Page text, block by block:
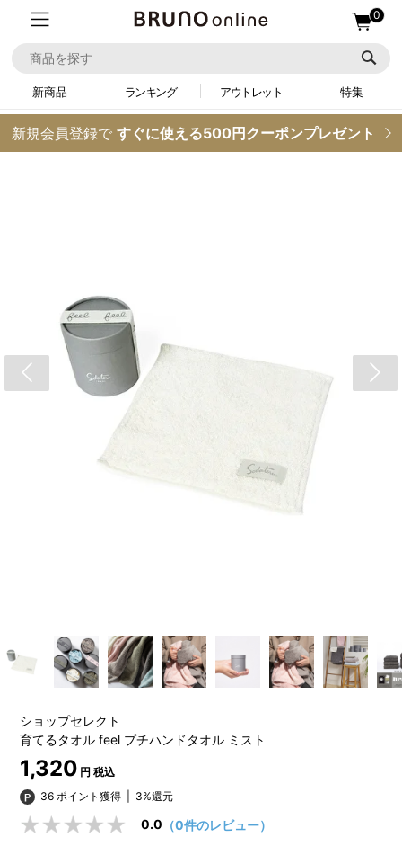
0
新商品 ランキング アウトレット 特集
新規会員登録で すぐに使える500円クーポンプレゼント
ショップセレクト
育てるタオル feel プチハンドタオル ミスト
1,320 円 税込
36 ポイント獲得
3%還元
0.0 （0件のレビュー）